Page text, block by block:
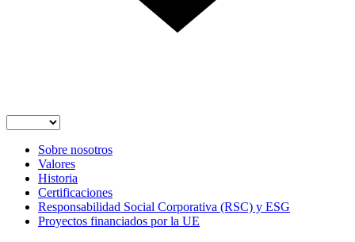
Sobre nosotros
Valores
Historia
Certificaciones
Responsabilidad Social Corporativa (RSC) y ESG
Proyectos financiados por la UE